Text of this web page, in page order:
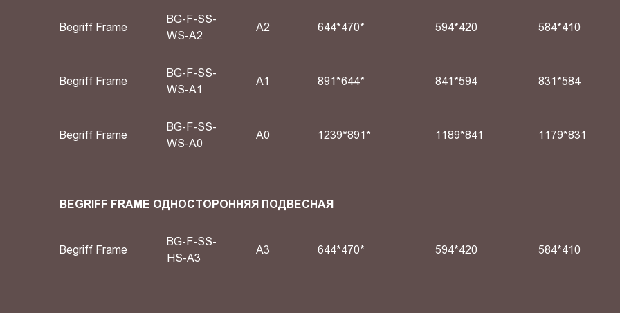
Begriff Frame
BG-F-SS-
WS-A2
A2 644*470* 594*420 584*410
Begriff Frame
BG-F-SS-
WS-A1
А1 891*644* 841*594 831*584
Begriff Frame
BG-F-SS-
WS-A0
А0 1239*891* 1189*841 1179*831
BEGRIFF FRAME ОДНОСТОРОННЯЯ ПОДВЕСНАЯ
Begriff Frame
BG-F-SS-
HS-A3
A3 644*470* 594*420 584*410